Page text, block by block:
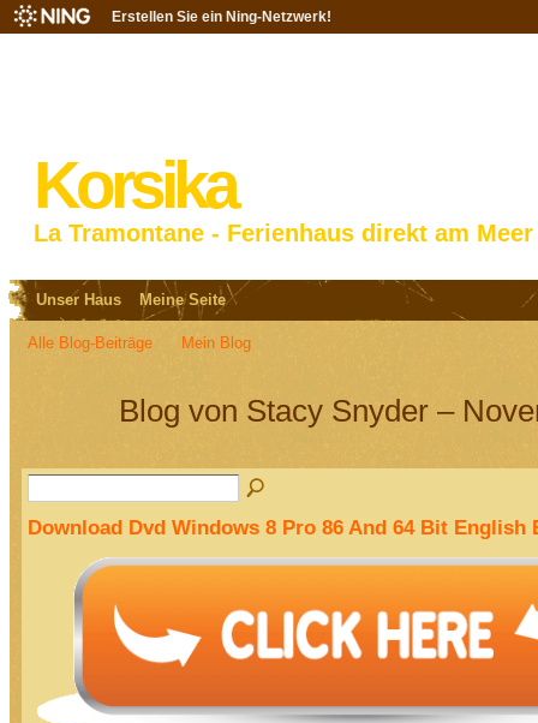
Erstellen Sie ein Ning-Netzwerk!
Korsika
La Tramontane - Ferienhaus direkt am Meer
Unser Haus Meine Seite
Alle Blog-Beiträge Mein Blog
Blog von Stacy Snyder –
Download Dvd Windows 8 Pro 86 And 64 Bit English